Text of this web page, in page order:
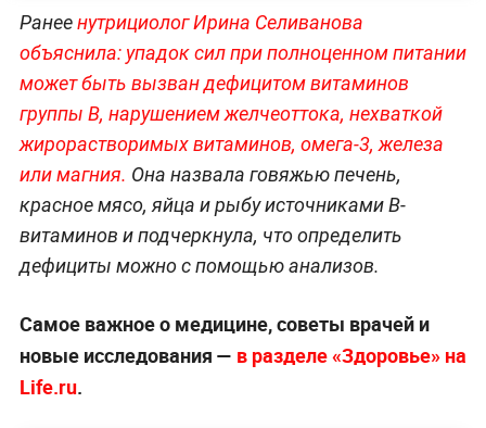
Ранеенутрициолог Ирина Селиванова
объяснила: упадок сил при полноценном питании
может быть вызван дефицитом витаминов
группы B, нарушением желчеоттока, нехваткой
жирорастворимых витаминов, омега-3, железа
или магния. Она назвала говяжью печень,
красное мясо, яйца и рыбу источниками B-
витаминов и подчеркнула, что определить
дефициты можно с помощью анализов.
Самое важное о медицине, советы врачей и
новые исследования — в разделе «Здоровье» на
Life.ru.